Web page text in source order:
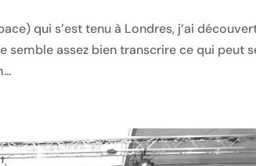
qui s’est tenu à Londres, j’ai
semble assez bien transcrire ce qui peut